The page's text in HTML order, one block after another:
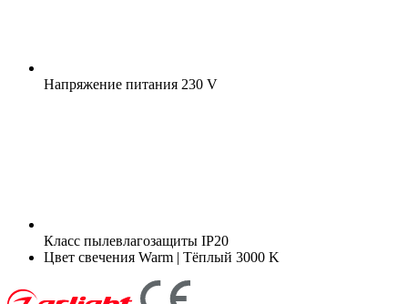
Напряжение питания 230 V
Класс пылевлагозащиты IP20
Цвет свечения Warm | Тёплый 3000 K